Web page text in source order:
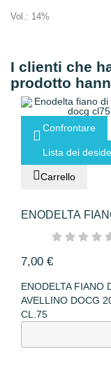
Vol.: 14%
I clienti che
prodotto
Confrontare
Lista dei
Carrello
ENODELTA
AVELLINO...
7,00 €
ENODELTA FIANO
AVELLINO DOCG
CL.75